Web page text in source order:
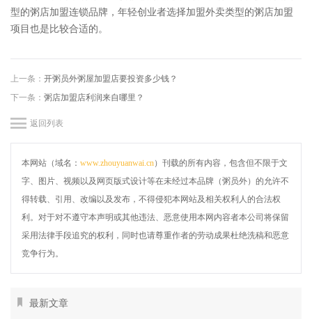
型的粥店加盟连锁品牌，年轻创业者选择加盟外卖类型的粥店加盟
项目也是比较合适的。
上一条： 开粥员外粥屋加盟店要投资多少钱？
下一条： 粥店加盟店利润来自哪里？
返回列表
本网站（域名： www.zhouyuanwai.cn）刊载的所有内容，包含但不限于文
字、图片、视频以及网页版式设计等在未经过本品牌（粥员外）的允许不
得转载、引用、改编以及发布，不得侵犯本网站及相关权利人的合法权
利。对于对不遵守本声明或其他违法、恶意使用本网内容者本公司将保留
采用法律手段追究的权利，同时也请尊重作者的劳动成果杜绝洗稿和恶意
竞争行为。
最新文章